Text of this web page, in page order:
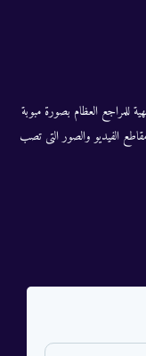
للمراجع العظام بصورة مبوبة
الفيديو والصور التى تصب